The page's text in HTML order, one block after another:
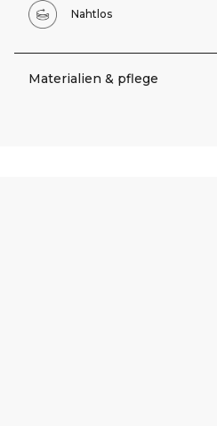
Nahtlos
Materialien & pflege